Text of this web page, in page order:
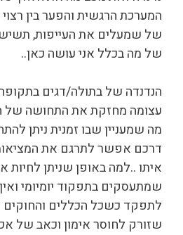
המערכת הרגשית והפער בין
של שמעלים את העייפות,
של מה בכלל אני עושה כאן..
הנדנדה של בתולה/דגים
עצומה מחזקת את התחושה של
מה שמעניין שבו זמנית ניתן
דרכם אפשר לתרגם את
איתו ..למה באופן שניתן לחיות
שמתעסקים בתפקוד יומיומי
לתפקד כשכל הכללים והחוקים
שזורק לחוסר אימון וכאב של